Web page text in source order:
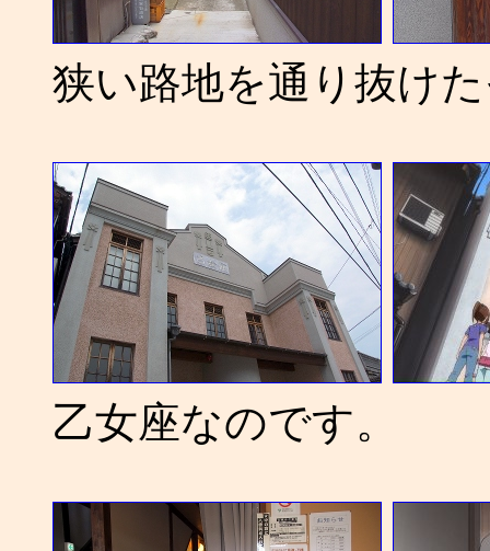
狭い路地を通り抜け
乙女座なのです。